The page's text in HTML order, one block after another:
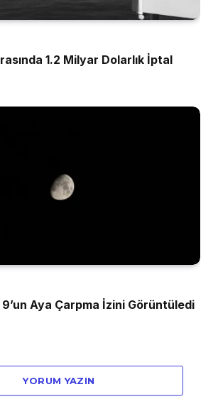
1.2 Milyar Dolarlık İptal
Aya Çarpma İzini Görüntüledi
YORUM YAZIN